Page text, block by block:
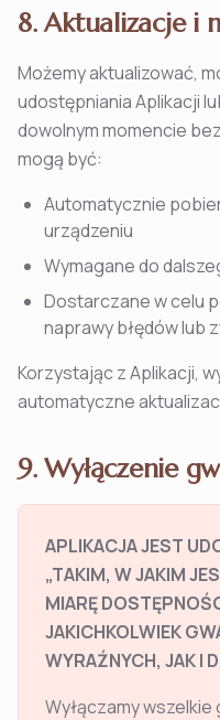
8. Aktualizacje i
Możemy aktualizować,
udostępniania Aplikacji
dowolnym momencie
mogą być:
Automatycznie
urządzeniu
Wymagane do
Dostarczane w celu
naprawy błędów lub
Korzystając z Aplikacji,
automatyczne
9. Wyłączenie
APLIKACJA JEST
„TAKIM, W JAKIM
MIARĘ
JAKICHKOLWIEK
WYRAŹNYCH, JAK I
Wyłączamy